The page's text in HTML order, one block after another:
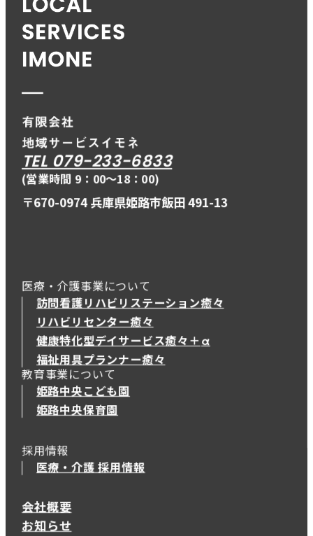
TEL 079-233-6833
(営業時間 9：00〜18：00)
〒670-0974 兵庫県姫路市飯田 491-13
医療・介護事業について
訪問看護リハビリステーション癒々
リハビリセンター癒々
健康特化型デイサービス癒々＋ α
健康特化型デイサービス癒々＋
福祉用具プランナー癒々
教育事業について
姫路中央こども園
姫路中央保育園
採用情報
医療・介護 採用情報
会社概要
お知らせ